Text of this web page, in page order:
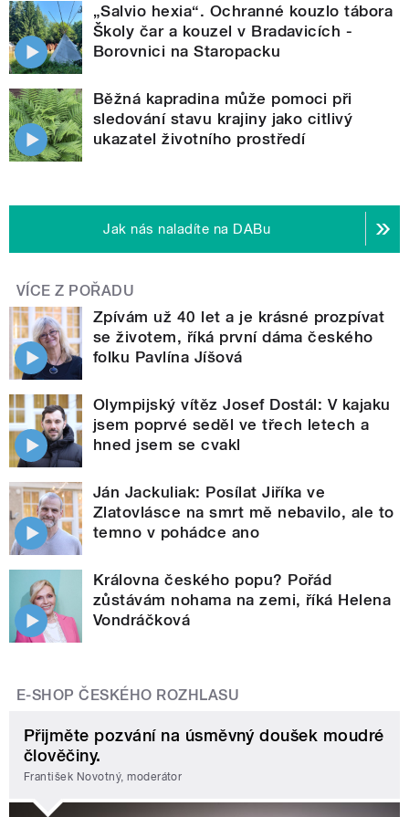
„Salvio hexia“. Ochranné kouzlo tábora
Školy čar a kouzel v Bradavicích -
Borovnici na Staropacku
Běžná kapradina může pomoci při
sledování stavu krajiny jako citlivý
ukazatel životního prostředí
Jak nás naladíte na DABu
VÍCE Z POŘADU
Zpívám už 40 let a je krásné prozpívat
se životem, říká první dáma českého
folku Pavlína Jíšová
Olympijský vítěz Josef Dostál: V kajaku
jsem poprvé seděl ve třech letech a
hned jsem se cvakl
Ján Jackuliak: Posílat Jiříka ve
Zlatovlásce na smrt mě nebavilo, ale to
temno v pohádce ano
Královna českého popu? Pořád
zůstávám nohama na zemi, říká Helena
Vondráčková
E-SHOP ČESKÉHO ROZHLASU
Přijměte pozvání na úsměvný doušek moudré
člověčiny.
František Novotný, moderátor